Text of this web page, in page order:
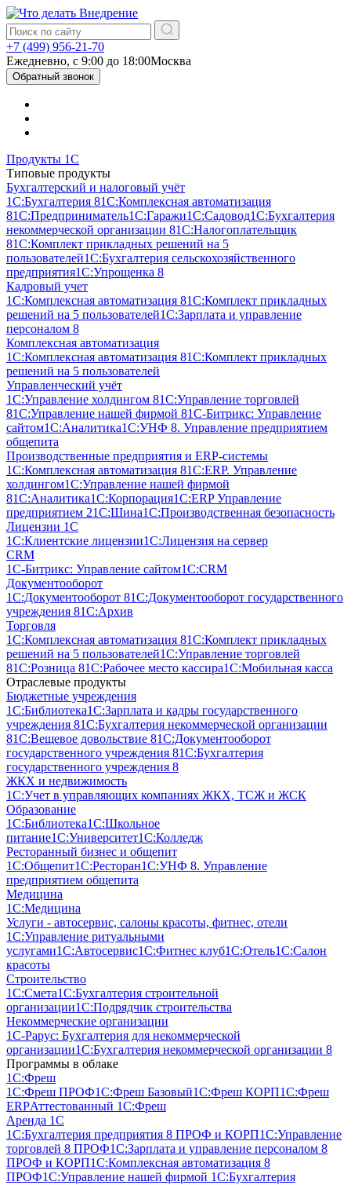
+7 (499) 956-21-70
Ежедневно, c 9:00 до 18:00Москва
Обратный звонок
Продукты 1С
Типовые продукты
Бухгалтерский и налоговый учёт
1С:Бухгалтерия 81С:Комплексная автоматизация
81С:Предприниматель1С:Гаражи1С:Садовод1С:Бухгалтерия
некоммерческой организации 81С:Налогоплательщик
81С:Комплект прикладных решений на 5
пользователей1С:Бухгалтерия сельскохозяйственного
предприятия1С:Упрощенка 8
Кадровый учет
1С:Комплексная автоматизация 81С:Комплект прикладных
решений на 5 пользователей1С:Зарплата и управление
персоналом 8
Комплексная автоматизация
1С:Комплексная автоматизация 81С:Комплект прикладных
решений на 5 пользователей
Управленческий учёт
1С:Управление холдингом 81С:Управление торговлей
81С:Управление нашей фирмой 81С-Битрикс: Управление
сайтом1С:Аналитика1С:УНФ 8. Управление предприятием
общепита
Производственные предприятия и ERP-системы
1С:Комплексная автоматизация 81С:ERP. Управление
холдингом1С:Управление нашей фирмой
81С:Аналитика1С:Корпорация1С:ERP Управление
предприятием 21С:Шина1С:Производственная безопасность
Лицензии 1С
1С:Клиентские лицензии1С:Лицензия на сервер
CRM
1С-Битрикс: Управление сайтом1С:CRM
Документооборот
1С:Документооборот 81С:Документооборот государственного
учреждения 81С:Архив
Торговля
1С:Комплексная автоматизация 81С:Комплект прикладных
решений на 5 пользователей1С:Управление торговлей
81С:Розница 81С:Рабочее место кассира1С:Мобильная касса
Отраслевые продукты
Бюджетные учреждения
1С:Библиотека1С:Зарплата и кадры государственного
учреждения 81С:Бухгалтерия некоммерческой организации
81С:Вещевое довольствие 81С:Документооборот
государственного учреждения 81С:Бухгалтерия
государственного учреждения 8
ЖКХ и недвижимость
1С:Учет в управляющих компаниях ЖКХ, ТСЖ и ЖСК
Образование
1С:Библиотека1С:Школьное
питание1С:Университет1С:Колледж
Ресторанный бизнес и общепит
1С:Общепит1С:Ресторан1С:УНФ 8. Управление
предприятием общепита
Медицина
1С:Медицина
Услуги - автосервис, cалоны красоты, фитнес, отели
1С:Управление ритуальными
услугами1С:Автосервис1С:Фитнес клуб1С:Отель1С:Салон
красоты
Строительство
1С:Смета1С:Бухгалтерия строительной
организации1С:Подрядчик строительства
Некоммерческие организации
1С-Рарус: Бухгалтерия для некоммерческой
организации1С:Бухгалтерия некоммерческой организации 8
Программы в облаке
1C:Фреш
1C:Фреш ПРОФ1C:Фреш Базовый1C:Фреш КОРП1C:Фреш
ERPАттестованный 1С:Фреш
Аренда 1С
1С:Бухгалтерия предприятия 8 ПРОФ и КОРП1С:Управление
торговлей 8 ПРОФ1С:Зарплата и управление персоналом 8
ПРОФ и КОРП1С:Комплексная автоматизация 8
ПРОФ1С:Управление нашей фирмой 1С:Бухгалтерия